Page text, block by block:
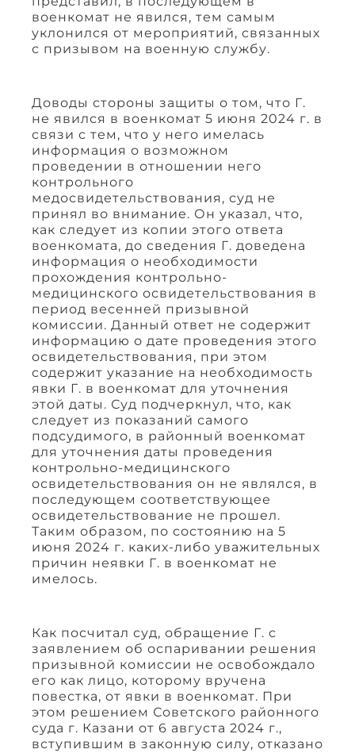
военкомат не явился, тем самым
уклонился от мероприятий, связанных
с призывом на военную службу.
Доводы стороны защиты о том, что Г.
не явился в военкомат 5 июня 2024 г. в
связи с тем, что у него имелась
информация о возможном
проведении в отношении него
контрольного
медосвидетельствования, суд не
принял во внимание. Он указал, что,
как следует из копии этого ответа
военкомата, до сведения Г. доведена
информация о необходимости
прохождения контрольно-
медицинского освидетельствования в
период весенней призывной
комиссии. Данный ответ не содержит
информацию о дате проведения этого
освидетельствования, при этом
содержит указание на необходимость
явки Г. в военкомат для уточнения
этой даты. Суд подчеркнул, что, как
следует из показаний самого
подсудимого, в районный военкомат
для уточнения даты проведения
контрольно-медицинского
освидетельствования он не являлся, в
последующем соответствующее
освидетельствование не прошел.
Таким образом, по состоянию на 5
июня 2024 г. каких-либо уважительных
причин неявки Г. в военкомат не
имелось.
Как посчитал суд, обращение Г. с
заявлением об оспаривании решения
призывной комиссии не освобождало
его как лицо, которому вручена
повестка, от явки в военкомат. При
этом решением Советского районного
суда г. Казани от 6 августа 2024 г.,
вступившим в законную силу, отказано